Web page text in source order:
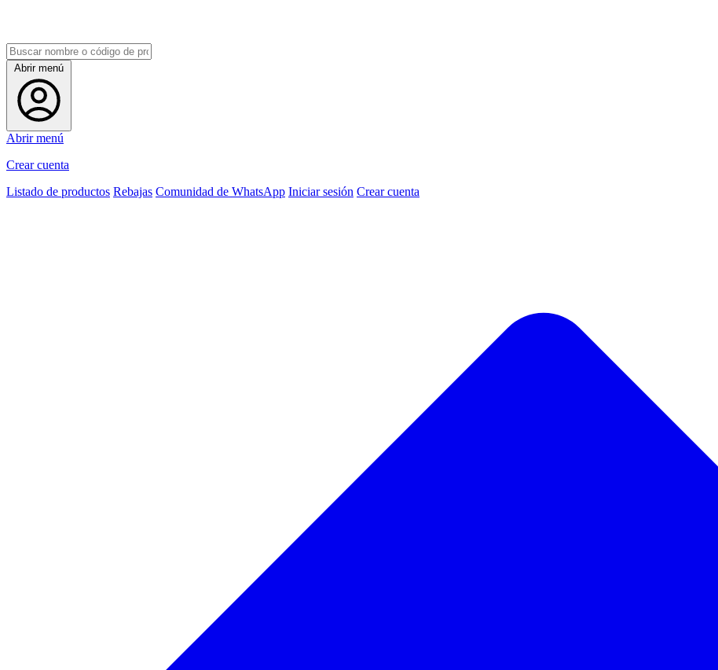
Abrir menú
Abrir menú
Crear cuenta
Listado de productos Rebajas Comunidad de WhatsApp Iniciar sesión Crear cuenta